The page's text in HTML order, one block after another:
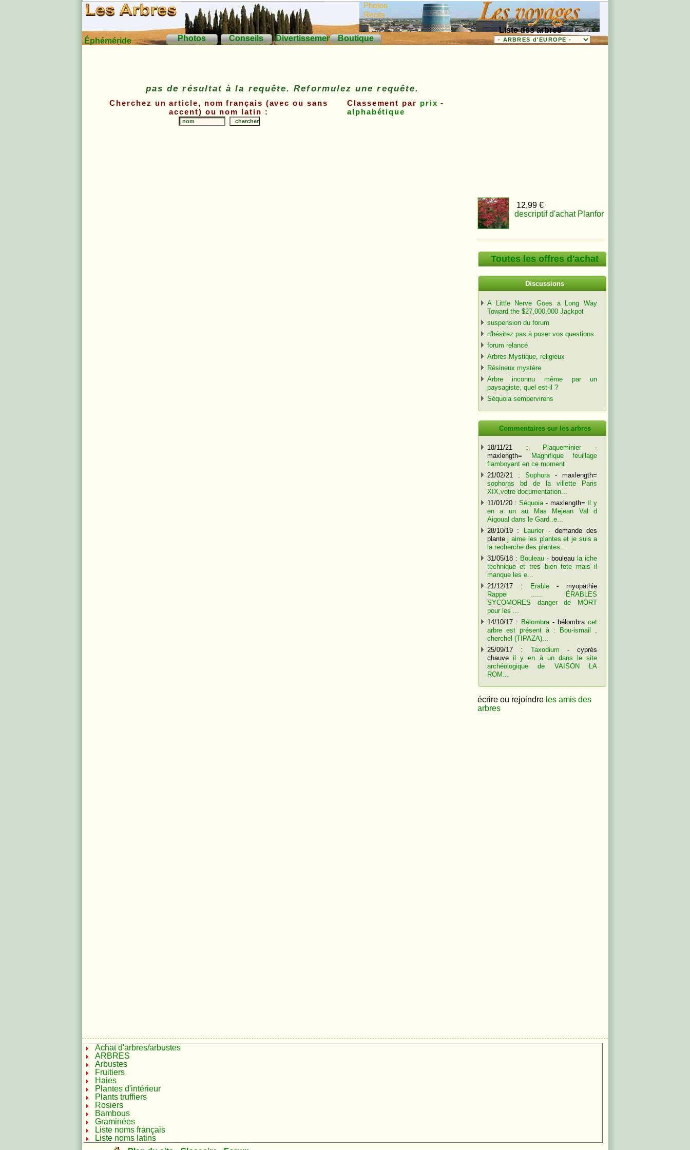
Éphéméride Photos Conseils DivertissementsBoutique
Liste des arbres
pas de résultat à la requête. Reformulez une requête.
Cherchez un article, nom français (avec ou sans
accent) ou nom latin :
Classement par prix -
alphabétique
12,99 €
descriptif d'achat Planfor
Toutes les offres d'achat
Discussions
A Little Nerve Goes a Long Way
Toward the $27,000,000 Jackpot
suspension du forum
n'hésitez pas à poser vos questions
forum relancé
Arbres Mystique, religieux
Résineux mystère
Arbre inconnu même par un
paysagiste, quel est-il ?
Séquoia sempervirens
Commentaires sur les arbres
18/11/21 : Plaqueminier-
maxlength=
Magnifique feuillage
flamboyant en ce moment
21/02/21 : Sophora- maxlength=
sophoras bd de la villette Paris
XIX,votre documentation...
11/01/20 :Séquoia- maxlength=
Il y
en a un au Mas Mejean Val d
Aigoual dans le Gard..e...
28/10/19 :
Laurier- demande des
plantej aime les plantes et je suis a
la recherche des plantes...
31/05/18 : Bouleau- bouleau la iche
technique et tres bien fete mais il
manque les e...
21/12/17 :
Erable- myopathie
Rappel ...... ÉRABLES
SYCOMORES danger de MORT
pour les ...
14/10/17 : Bélombra- bélombracet
arbre est présent à : Bou-ismail ,
cherchel (TIPAZA)...
25/09/17 : Taxodium - cyprès
chauve il y en à un dans le site
archéologique de VAISON LA
ROM...
écrire ou rejoindre les amis des
arbres
Achat d'arbres/arbustes
ARBRES
Arbustes
Fruitiers
Haies
Plantes d'intérieur
Plants truffiers
Rosiers
Bambous
Graminées
Liste noms français
Liste noms latins